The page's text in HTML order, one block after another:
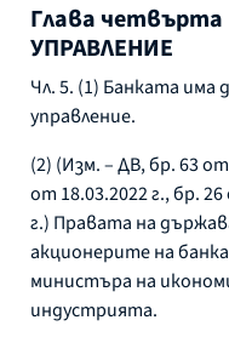
Глава четвърта
УПРАВЛЕНИЕ
Чл. 5. (1) Банката има
управление.
(2) (Изм. – ДВ, бр. 63
от 18.03.2022 г., бр.
г.) Правата на
акционерите на
министъра на
индустрията.